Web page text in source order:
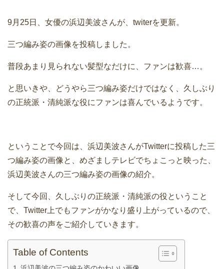
9月25日、女優の浜辺美波さんが、twiterを更新。
三つ編み姿の画像を投稿しました。
普段あまり見られない髪型なだけに、ファンは歓喜…。
と思いきや、どうやら三つ編み姿だけではなく、久しぶり
の正統派・清純派な役にファンは喜んでいるようです。
ということで今回は、浜辺美波さんがTwitterに投稿した三
つ編み姿の画像と、めざましテレビでちょこっと映った、
浜辺美波さんの三つ編み姿の画像の紹介。
そして今回、久しぶりの正統派・清純派の役ということ
で、Twitter上でもファンがかなり盛り上がっているので、
その歓喜の声をご紹介していきます。
Table of Contents